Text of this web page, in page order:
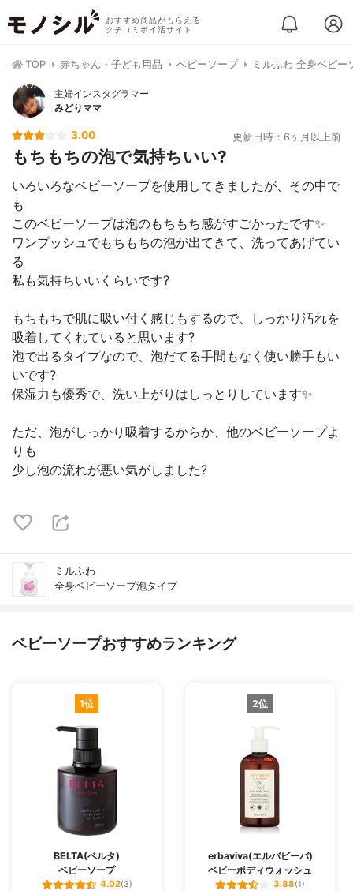
おすすめ商品がもらえる
クチコミポイ活サイト
TOP 赤ちゃん・子ども用品 ベビーソープ ミルふわ 全身ベビー
主婦インスタグラマー
みどりママ
3.00 更新日時：6ヶ月以上前
もちもちの泡で気持ちいい?
いろいろなベビーソープを使用してきましたが、その中で
も
このベビーソープは泡のもちもち感がすごかったです✨
ワンプッシュでもちもちの泡が出てきて、洗ってあげてい
る
私も気持ちいいくらいです?
もちもちで肌に吸い付く感じもするので、しっかり汚れを
吸着してくれていると思います?
泡で出るタイプなので、泡だてる手間もなく使い勝手もい
いです?
保湿力も優秀で、洗い上がりはしっとりしています✨
ただ、泡がしっかり吸着するからか、他のベビーソープよ
りも
少し泡の流れが悪い気がしました?
ミルふわ
全身ベビーソープ泡タイプ
ベビーソープおすすめランキング
1位
BELTA(ベルタ)
ベビーソープ
4.02(3)
2位
erbaviva(エルバビーバ)
ベビーボディウォッシュ
3.88(1)